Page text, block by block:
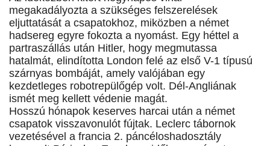
megakadályozta a szükséges felszerelések
eljuttatását a csapatokhoz, miközben a német
hadsereg egyre fokozta a nyomást. Egy héttel a
partraszállás után Hitler, hogy megmutassa
hatalmát, elindította London felé az első V-1 típusú
szárnyas bombáját, amely valójában egy
kezdetleges robotrepülőgép volt. Dél-Angliának
ismét meg kellett védenie magát.
Hosszú hónapok keserves harcai után a német
csapatok visszavonulót fújtak. Leclerc tábornok
vezetésével a francia 2. páncéloshadosztály